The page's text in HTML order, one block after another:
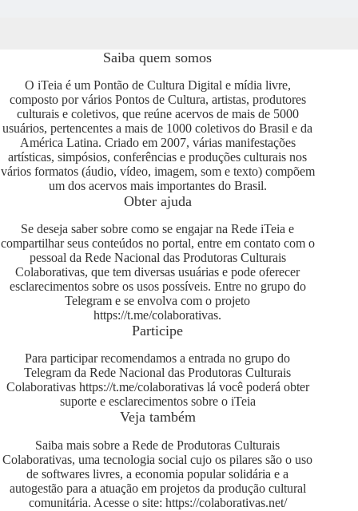
Saiba quem somos
O iTeia é um Pontão de Cultura Digital e mídia livre,
composto por vários Pontos de Cultura, artistas, produtores
culturais e coletivos, que reúne acervos de mais de 5000
usuários, pertencentes a mais de 1000 coletivos do Brasil e da
América Latina. Criado em 2007, várias manifestações
artísticas, simpósios, conferências e produções culturais nos
vários formatos (áudio, vídeo, imagem, som e texto) compõem
um dos acervos mais importantes do Brasil.
Obter ajuda
Se deseja saber sobre como se engajar na Rede iTeia e
compartilhar seus conteúdos no portal, entre em contato com o
pessoal da Rede Nacional das Produtoras Culturais
Colaborativas, que tem diversas usuárias e pode oferecer
esclarecimentos sobre os usos possíveis. Entre no grupo do
Telegram e se envolva com o projeto
https://t.me/colaborativas.
Participe
Para participar recomendamos a entrada no grupo do
Telegram da Rede Nacional das Produtoras Culturais
Colaborativas https://t.me/colaborativaslá você poderá obter
suporte e esclarecimentos sobre o iTeia
Veja também
Saiba mais sobre a Rede de Produtoras Culturais
Colaborativas, uma tecnologia social cujo os pilares são o uso
de softwares livres, a economia popular solidária e a
autogestão para a atuação em projetos da produção cultural
comunitária. Acesse o site: https://colaborativas.net/